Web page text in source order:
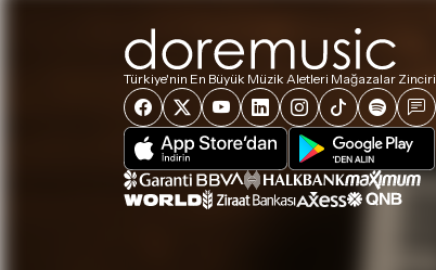
Türkiye'nin En Büyük Müzik Aletleri Mağazalar Zinciri